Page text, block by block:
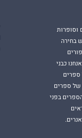
וסופרות
בחירה
כבני
ספרים
של ספרים
בפני